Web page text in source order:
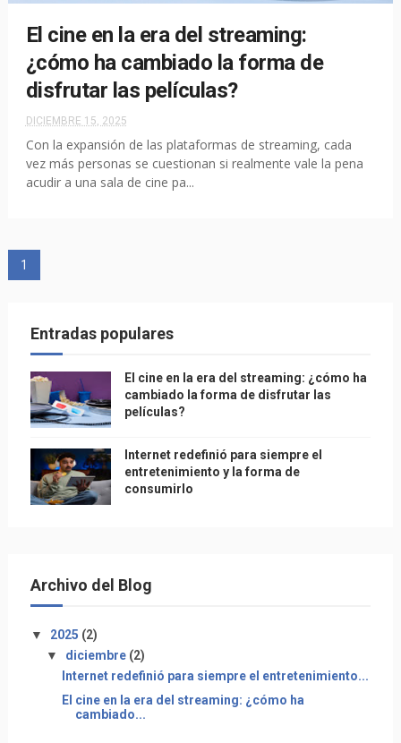
El cine en la era del streaming:
¿cómo ha cambiado la forma de
disfrutar las películas?
DICIEMBRE 15, 2025
Con la expansión de las plataformas de streaming, cada
vez más personas se cuestionan si realmente vale la pena
acudir a una sala de cine pa...
1
Entradas populares
El cine en la era del streaming: ¿cómo ha
cambiado la forma de disfrutar las
películas?
Internet redefinió para siempre el
entretenimiento y la forma de
consumirlo
Archivo del Blog
▼ 2025 (2)
▼ diciembre (2)
Internet redefinió para siempre el entretenimiento...
El cine en la era del streaming: ¿cómo ha
cambiado...